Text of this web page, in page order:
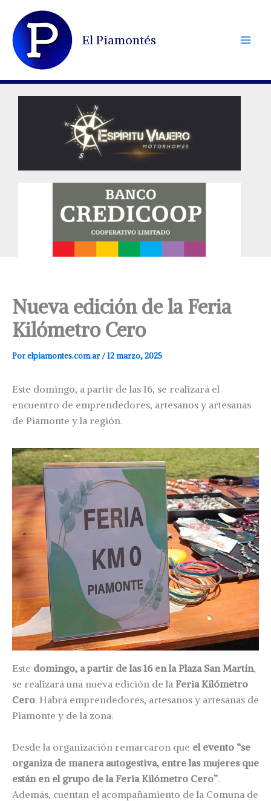
contenido
El Piamontés
Nueva edición de la Feria
Kilómetro Cero
Porelpiamontes.com.ar/12 marzo, 2025
Este domingo, a partir de las 16, se realizará el
encuentro de emprendedores, artesanos y artesanas
de Piamonte y la región.
Este domingo, a partir de las 16 en la Plaza San Martín,
se realizará una nueva edición de la Feria Kilómetro
Cero. Habrá emprendedores, artesanos y artesanas de
Piamonte y de la zona.
Desde la organización remarcaron que el evento “se
organiza de manera autogestiva, entre las mujeres que
están en el grupo de la Feria Kilómetro Cero”.
Además, cuentan el acompañamiento de la Comuna de